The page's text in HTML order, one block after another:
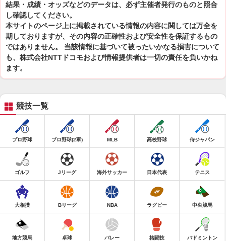
結果・成績・オッズなどのデータは、必ず主催者発行のものと照合
し確認してください。
本サイトのページ上に掲載されている情報の内容に関しては万全を
期しておりますが、その内容の正確性および安全性を保証するもの
ではありません。 当該情報に基づいて被ったいかなる損害について
も、株式会社NTTドコモおよび情報提供者は一切の責任を負いかね
ます。
競技一覧
プロ野球 プロ野球(2軍) MLB 高校野球 侍ジャパン
ゴルフ Jリーグ 海外サッカー 日本代表 テニス
大相撲 Bリーグ NBA ラグビー 中央競馬
地方競馬 卓球 バレー 格闘技 バドミントン